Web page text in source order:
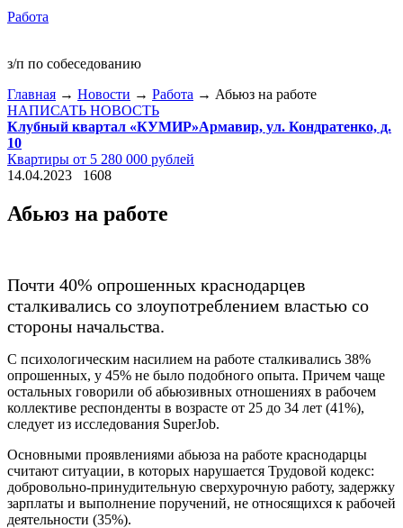
Работа
з/п по собеседованию
Главная → Новости → Работа → Абьюз на работе
НАПИСАТЬ НОВОСТЬ
Клубный квартал «КУМИР»Армавир, ул. Кондратенко, д.
10
Квартиры от 5 280 000 рублей
14.04.2023
1608
Абьюз на работе
Почти 40% опрошенных краснодарцев
сталкивались со злоупотреблением властью со
стороны начальства.
С психологическим насилием на работе сталкивались 38%
опрошенных, у 45% не было подобного опыта. Причем чаще
остальных говорили об абьюзивных отношениях в рабочем
коллективе респонденты в возрасте от 25 до 34 лет (41%),
следует из исследования SuperJob.
Основными проявлениями абьюза на работе краснодарцы
считают ситуации, в которых нарушается Трудовой кодекс:
добровольно-принудительную сверхурочную работу, задержку
зарплаты и выполнение поручений, не относящихся к рабочей
деятельности (35%).